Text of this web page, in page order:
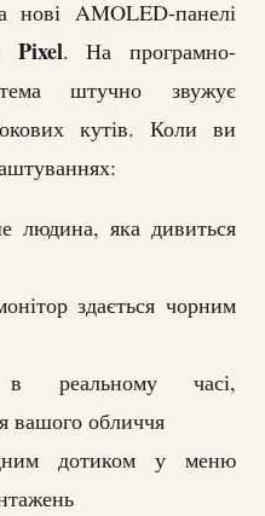
нові AMOLED-панелі
Pixel. На програмно-
штучно звужує
кутів. Коли ви
людина, яка дивиться
здається чорним
в реальному часі,
вашого обличчя
дотиком у меню